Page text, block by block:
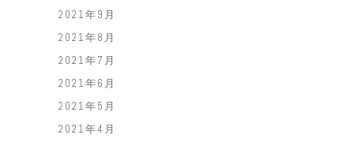
2021年9月
2021年8月
2021年7月
2021年6月
2021年5月
2021年4月